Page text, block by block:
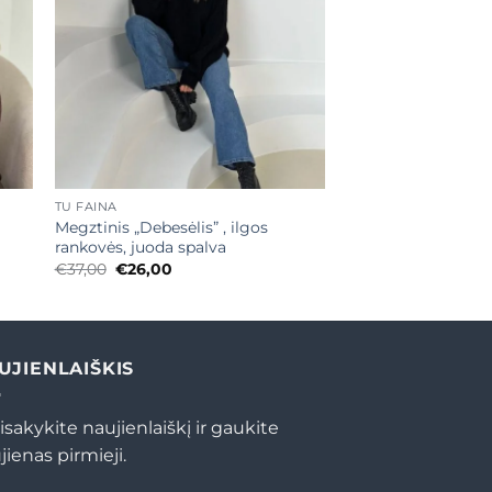
TU FAINA
Megztinis „Debesėlis” , ilgos
rankovės, juoda spalva
€37,00 Original
price
€26,00Current
naujienlaiškį ir gaukite
pirmieji.